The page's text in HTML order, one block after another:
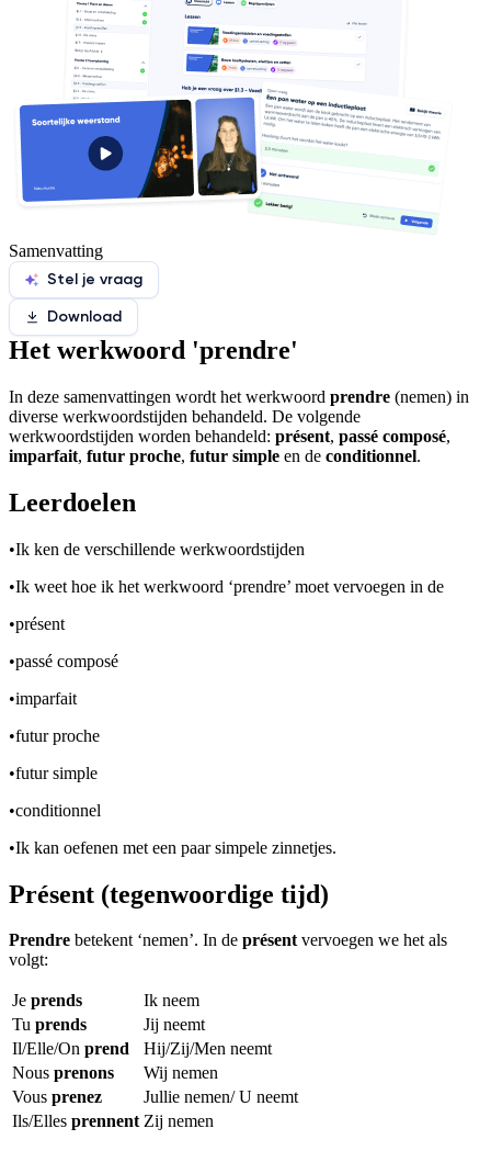
Samenvatting
Stel je vraag
Download
Het werkwoord 'prendre'
In deze samenvattingen wordt het werkwoord prendre (nemen) in
diverse werkwoordstijden behandeld. De volgende
werkwoordstijden worden behandeld: présent, passé composé,
imparfait, futur proche, futur simple en de conditionnel.
Leerdoelen
•Ik ken de verschillende werkwoordstijden
•Ik weet hoe ik het werkwoord ‘prendre’ moet vervoegen in de
•présent
•passé composé
•imparfait
•futur proche
•futur simple
•conditionnel
•Ik kan oefenen met een paar simpele zinnetjes.
Présent (tegenwoordige tijd)
Prendre betekent ‘nemen’. In de présentvervoegen we het als
volgt:
Je prends
Ik neem
Tu prends
Jij neemt
Il/Elle/On prend
Hij/Zij/Men neemt
Nous prenons
Wij nemen
Vous prenez
Jullie nemen/ U neemt
Ils/Elles prennent Zij nemen